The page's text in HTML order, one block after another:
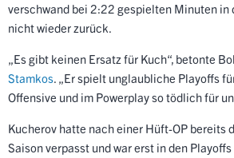
verschwand bei 2:22 gespielten Minuten in
nicht wieder zurück.
„Es gibt keinen Ersatz für Kuch“, betonte
Stamkos. „Er spielt unglaubliche Playoffs
Offensive und im Powerplay so tödlich für
Kucherov hatte nach einer Hüft-OP bereits
Saison verpasst und war erst in den